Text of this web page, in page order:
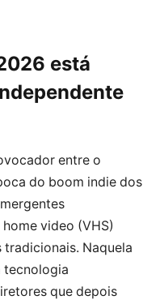
está
entre o
do boom indie dos
video (VHS)
Naquela
tecnologia
que depois